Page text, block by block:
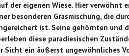
der eigenen Wiese. Hier verwöhnt
besonderen Grasmischung, die
ist. Seine gehörnten und
diese paradiesischen
Sicht ein äußerst ungewöhnliches